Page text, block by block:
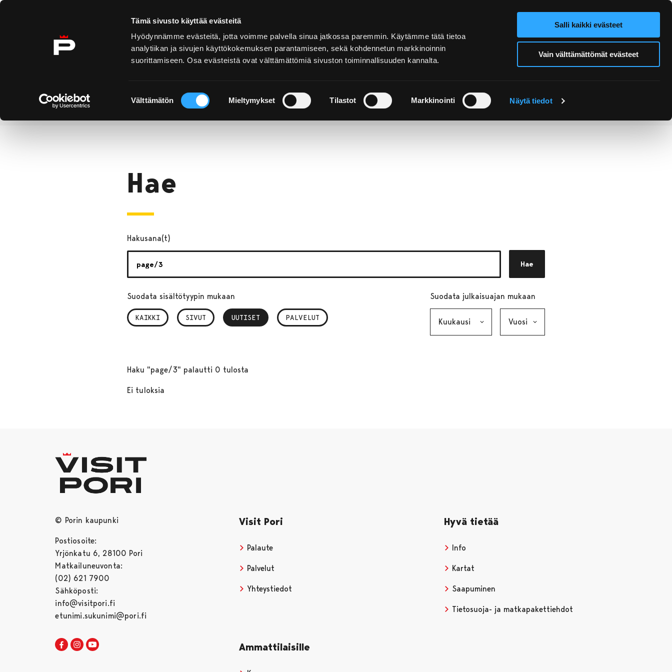
Tämä sivusto käyttää evästeitä
Hyödynnämme evästeitä, jotta voimme palvella sinua jatkossa paremmin. Käytämme tätä tietoa
analytiikan ja sivujen käyttökokemuksen parantamiseen, sekä kohdennetun markkinoinnin
suorittamiseen. Osa evästeistä ovat välttämättömiä sivuston toiminnallisuuden kannalta.
valinta
Välttämätön Mieltymykset Tilastot Markkinointi Näytä tiedot
Salli kaikki evästeet
Vain välttämättömät evästeet
Ohita sisältö
Hae sivustolta
Etusivu
Hae
Hakusana(t)
Hae
Suodata sisältötyypin mukaan
KAIKKI SIVUT UUTISET
, VALITTU PALVELUT
Suodata julkaisuajan mukaan
Haku "page/3" palautti 0 tulosta
Ei tuloksia
© Porin kaupunki
Postiosoite:
Yrjönkatu 6, 28100 Pori
Matkailuneuvonta:
(02) 621 7900
Sähköposti:
info@visitpori.fi
etunimi.sukunimi@pori.fi
Visit Pori Facebookissa
Avautuu uudessa välilehdessä
Visit Pori Instagrammissa
Avautuu uudessa välilehdessä
Visit Pori
Palaute
Palvelut
Yhteystiedot
Hyvä tietää
Info
Kartat
Saapuminen
Tietosuoja- ja matkapakettiehdot
Ammattilaisille